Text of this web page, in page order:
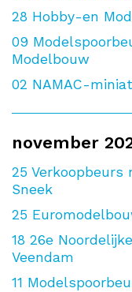
28 Hobby-en
09
Modelbouw
02 NAMAC-
november
25 Verkoopbeurs
Sneek
25
18 26e
Veendam
11